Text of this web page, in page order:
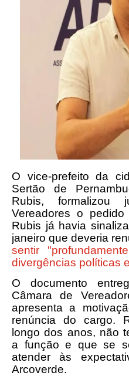
O vice-prefeito da
Sertão de
Rubis,
Vereadores o
Rubis já havia
janeiro que deveria
sentir
divergências políticas
O documento
Câmara de
apresenta a
renúncia do cargo.
longo dos anos, não
a função e que se
atender às
Arcoverde.